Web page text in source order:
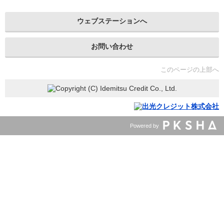
ウェブステーションへ
お問い合わせ
このページの上部へ
Powered by